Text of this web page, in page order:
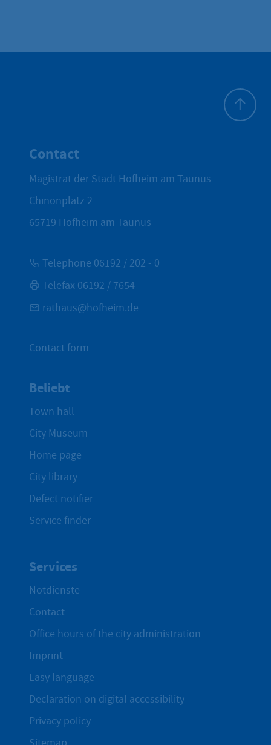
Contact
Magistrat der Stadt Hofheim am Taunus
Chinonplatz 2
65719 Hofheim am Taunus
Telephone 06192 / 202 - 0
Telefax 06192 / 7654
rathaus@hofheim.de
Contact form
Beliebt
Town hall
City Museum
Home page
City library
Defect notifier
Service finder
Services
Notdienste
Contact
Office hours of the city administration
Imprint
Easy language
Declaration on digital accessibility
Privacy policy